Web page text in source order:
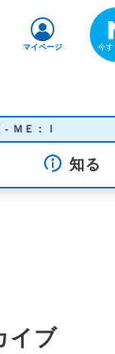
マイページ
Ｉ
知る
イブ